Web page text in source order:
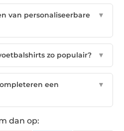
van personaliseerbare
▼
zo populair? ▼
een
▼
dan op: